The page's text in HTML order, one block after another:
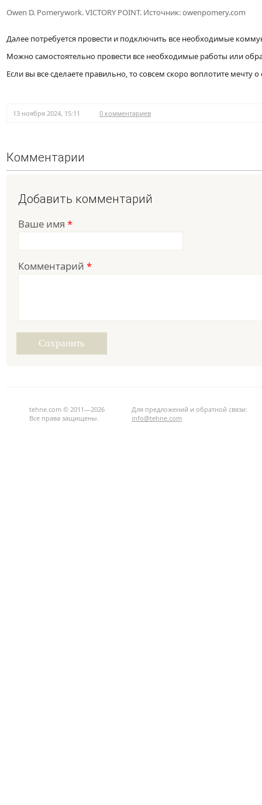
Owen D. Pomerywork. VICTORY POINT. Источник: owenpomery.com
Далее потребуется провести и подключить все необходимые
Можно самостоятельно провести все необходимые работы или
Если вы все сделаете правильно, то совсем скоро воплотите мечту
13 ноября 2024, 15:11 0 комментариев
Комментарии
Добавить комментарий
Ваше имя *
Комментарий *
tehne.com © 2011—2026
Все права защищены.
Для предложений и обратной связи:
info@tehne.com